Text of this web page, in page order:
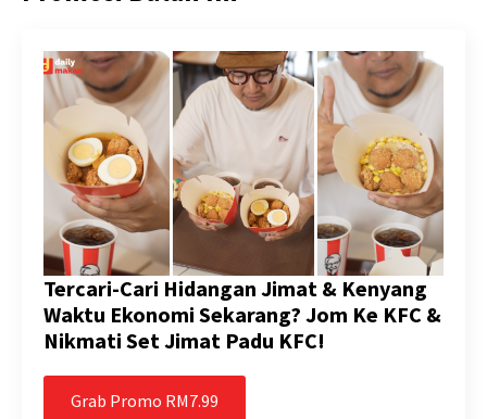
Tercari-Cari Hidangan Jimat & Kenyang
Waktu Ekonomi Sekarang? Jom Ke KFC &
Nikmati Set Jimat Padu KFC!
Grab Promo RM7.99